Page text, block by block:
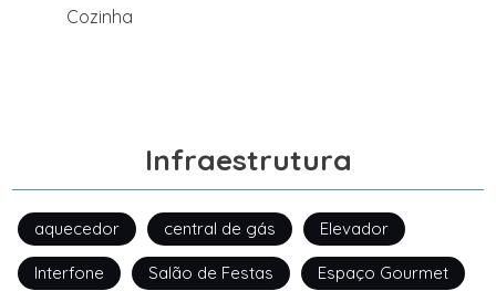
Cozinha
Infraestrutura
aquecedor central de gás Elevador
Interfone Salão de Festas Espaço Gourmet